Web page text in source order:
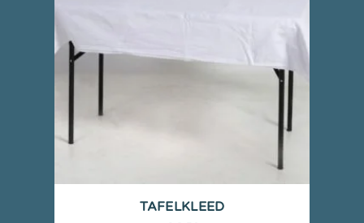
TAFELKLEED